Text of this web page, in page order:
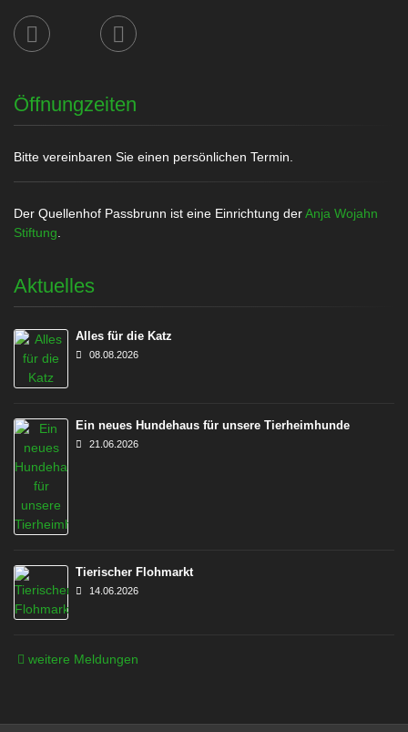
Öffnungzeiten
Bitte vereinbaren Sie einen persönlichen Termin.
Der Quellenhof Passbrunn ist eine Einrichtung derAnja Wojahn
Stiftung
Aktuelles
Alles für die Katz
08.08.2026
Ein neues Hundehaus für unsere Tierheimhunde
21.06.2026
Tierischer Flohmarkt
14.06.2026
weitere Meldungen